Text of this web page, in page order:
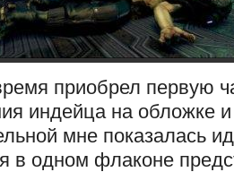
приобрел первую
индейца на обложке
мне показалась
в одном флаконе